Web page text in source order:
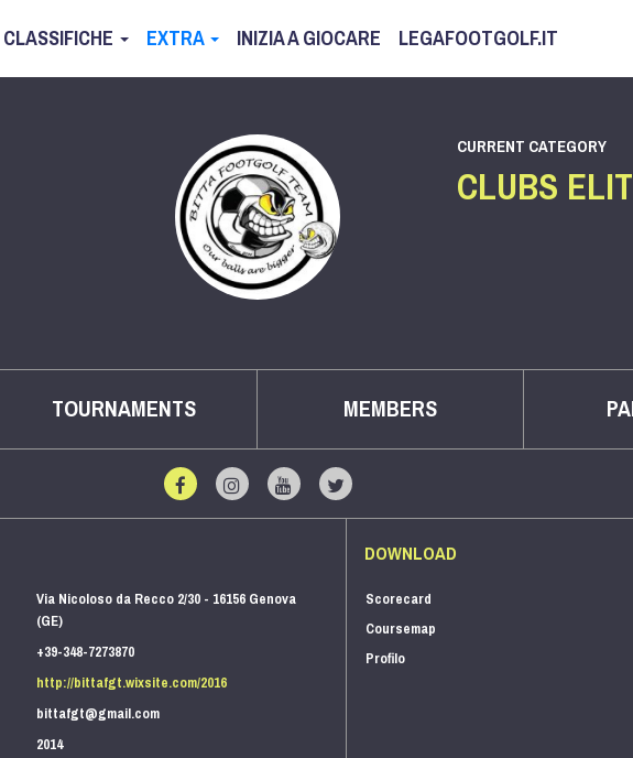
CLASSIFICHE EXTRA INIZIA A GIOCARE LEGAFOOTGOLF.IT
CURRENT CATEGORY
CLUBS
TOURNAMENTS MEMBERS
Via Nicoloso da Recco 2/30 - 16156 Genova
(GE)
+39-348-7273870
http://bittafgt.wixsite.com/2016
bittafgt@gmail.com
2014
DOWNLOAD
Scorecard
Coursemap
Profilo